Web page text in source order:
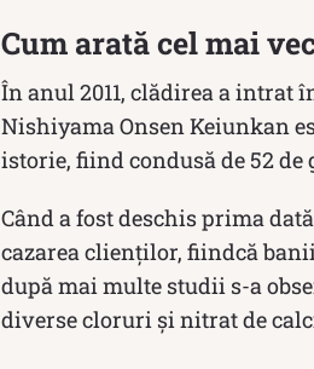
Cum arată cel mai
În anul 2011, clădirea a intrat
Nishiyama Onsen Keiunkan
istorie, fiind condusă de 52
Când a fost deschis prima
cazarea clienților, fiindcă
după mai multe studii s-a
diverse cloruri și nitrat de